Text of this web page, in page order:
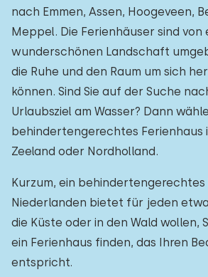
nach Emmen, Assen, Hoogeveen,
Meppel. Die Ferienhäuser sind von
wunderschönen Landschaft
die Ruhe und den Raum um sich
können. Sind Sie auf der Suche
Urlaubsziel am Wasser? Dann
behindertengerechtes Ferienhaus
Zeeland oder Nordholland.
Kurzum, ein behindertengerechtes
Niederlanden bietet für jeden
die Küste oder in den Wald wollen,
ein Ferienhaus finden, das Ihren
entspricht.